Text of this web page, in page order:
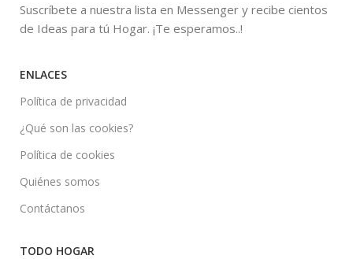
Suscríbete a nuestra lista en Messenger y recibe cientos
de Ideas para tú Hogar. ¡Te esperamos..!
ENLACES
Política de privacidad
¿Qué son las cookies?
Política de cookies
Quiénes somos
Contáctanos
TODO HOGAR